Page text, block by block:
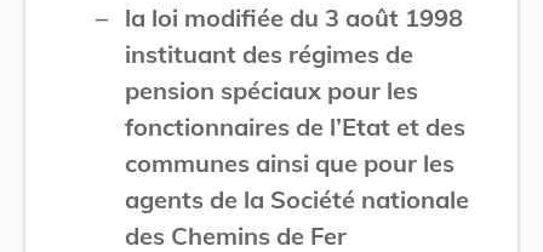
– la loi modifiée du 3 août 1998
instituant des régimes de
pension spéciaux pour les
fonctionnaires de l’Etat et des
communes ainsi que pour les
agents de la Société nationale
des Chemins de Fer